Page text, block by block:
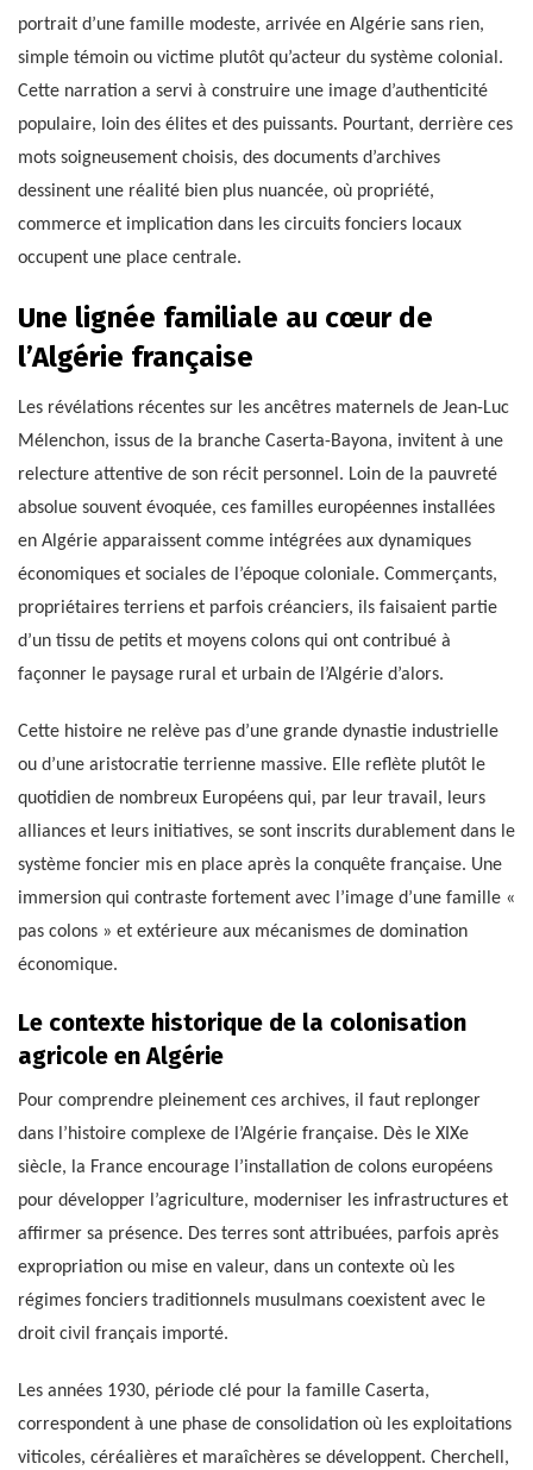
portrait d’une famille modeste, arrivée en Algérie sans rien,
simple témoin ou victime plutôt qu’acteur du système colonial.
Cette narration a servi à construire une image d’authenticité
populaire, loin des élites et des puissants. Pourtant, derrière ces
mots soigneusement choisis, des documents d’archives
dessinent une réalité bien plus nuancée, où propriété,
commerce et implication dans les circuits fonciers locaux
occupent une place centrale.
Une lignée familiale au cœur de
l’Algérie française
Les révélations récentes sur les ancêtres maternels de Jean-Luc
Mélenchon, issus de la branche Caserta-Bayona, invitent à une
relecture attentive de son récit personnel. Loin de la pauvreté
absolue souvent évoquée, ces familles européennes installées
en Algérie apparaissent comme intégrées aux dynamiques
économiques et sociales de l’époque coloniale. Commerçants,
propriétaires terriens et parfois créanciers, ils faisaient partie
d’un tissu de petits et moyens colons qui ont contribué à
façonner le paysage rural et urbain de l’Algérie d’alors.
Cette histoire ne relève pas d’une grande dynastie industrielle
ou d’une aristocratie terrienne massive. Elle reflète plutôt le
quotidien de nombreux Européens qui, par leur travail, leurs
alliances et leurs initiatives, se sont inscrits durablement dans le
système foncier mis en place après la conquête française. Une
immersion qui contraste fortement avec l’image d’une famille «
pas colons » et extérieure aux mécanismes de domination
économique.
Le contexte historique de la colonisation
agricole en Algérie
Pour comprendre pleinement ces archives, il faut replonger
dans l’histoire complexe de l’Algérie française. Dès le XIXe
siècle, la France encourage l’installation de colons européens
pour développer l’agriculture, moderniser les infrastructures et
affirmer sa présence. Des terres sont attribuées, parfois après
expropriation ou mise en valeur, dans un contexte où les
régimes fonciers traditionnels musulmans coexistent avec le
droit civil français importé.
Les années 1930, période clé pour la famille Caserta,
correspondent à une phase de consolidation où les exploitations
viticoles, céréalières et maraîchères se développent. Cherchell,